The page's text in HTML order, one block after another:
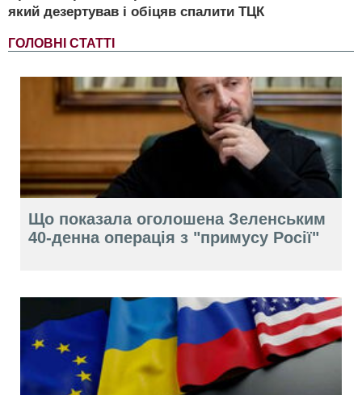
який дезертував і обіцяв спалити ТЦК
ГОЛОВНІ СТАТТІ
Що показала оголошена Зеленським
40-денна операція з "примусу Росії"